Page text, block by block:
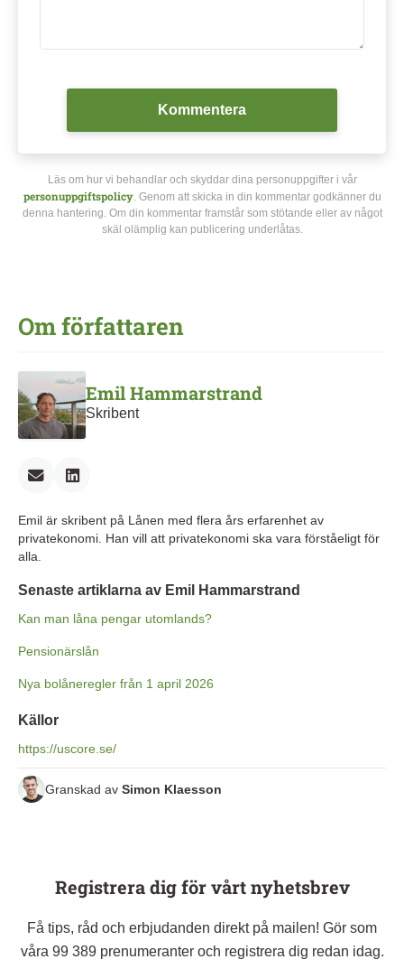
Kommentera
Läs om hur vi behandlar och skyddar dina personuppgifter i vår
personuppgiftspolicy. Genom att skicka in din kommentar godkänner du
denna hantering. Om din kommentar framstår som stötande eller av något
skäl olämplig kan publicering underlåtas.
Om författaren
Emil Hammarstrand
Skribent
Emil är skribent på Lånen med flera års erfarenhet av
privatekonomi. Han vill att privatekonomi ska vara förståeligt för
alla.
Senaste artiklarna av Emil Hammarstrand
Kan man låna pengar utomlands?
Pensionärslån
Nya bolåneregler från 1 april 2026
Källor
https://uscore.se/
Granskad av Simon Klaesson
Registrera dig för vårt nyhetsbrev
Få tips, råd och erbjudanden direkt på mailen! Gör som
våra 99 389 prenumeranter och registrera dig redan idag.